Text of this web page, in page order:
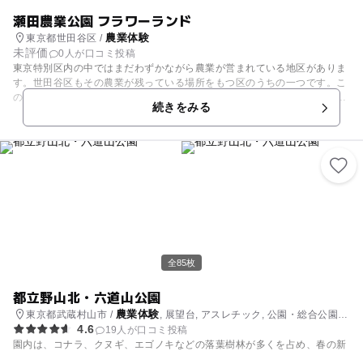
瀬田農業公園 フラワーランド
東京都世田谷区 /農業体験
未評価
0人が口コミ投稿
東京特別区内の中ではまだわずかながら農業が営まれている地区がありま
す。世田谷区もその農業が残っている場所をもつ区のうちの一つです。こ
の公園の特徴としては区民が自分たちで花を育てることができることで
す。鑑賞花壇や創作花壇などがあり園芸教室も開かれています。園芸相談
も出来ます。東京のような大都会の街中で花壇があるとほっと心がなごむ
経験をされた方も多いでしょう。ここでお子様と一緒に花を愛でる心をい
っそう養い育て方を学び少しでも都会に潤いをあたえましょう。
続きをみる
全85枚
都立野山北・六道山公園
東京都武蔵村山市 / 農業体験 , 展望台, アスレチック, 公園・総合公園,
観光
4.6
19人が口コミ投稿
園内は、コナラ、クヌギ、エゴノキなどの落葉樹林が多くを占め、春の新